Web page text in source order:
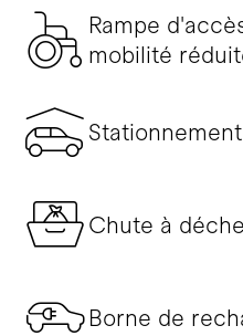
Rampe
mobilité
Chute à
Borne de